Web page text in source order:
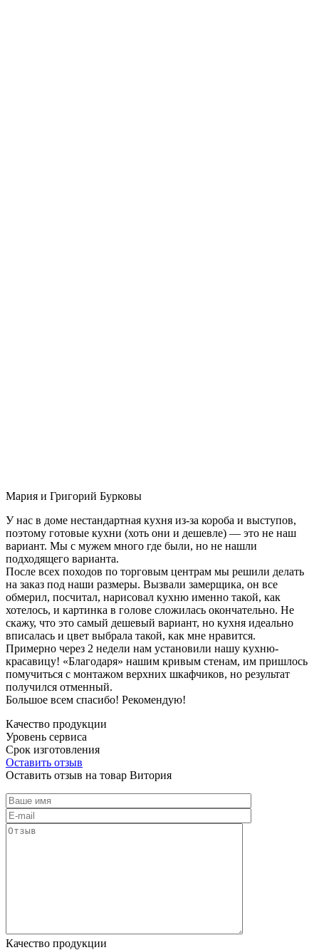
Мария и Григорий Бурковы
У нас в доме нестандартная кухня из-за короба и выступов,
поэтому готовые кухни (хоть они и дешевле) — это не наш
вариант. Мы с мужем много где были, но не нашли
подходящего варианта.
После всех походов по торговым центрам мы решили делать
на заказ под наши размеры. Вызвали замерщика, он все
обмерил, посчитал, нарисовал кухню именно такой, как
хотелось, и картинка в голове сложилась окончательно. Не
скажу, что это самый дешевый вариант, но кухня идеально
вписалась и цвет выбрала такой, как мне нравится.
Примерно через 2 недели нам установили нашу кухню-
красавицу! «Благодаря» нашим кривым стенам, им пришлось
помучиться с монтажом верхних шкафчиков, но результат
получился отменный.
Большое всем спасибо! Рекомендую!
Качество продукции
Уровень сервиса
Срок изготовления
Оставить отзыв
Оставить отзыв на товар Витория
Качество продукции